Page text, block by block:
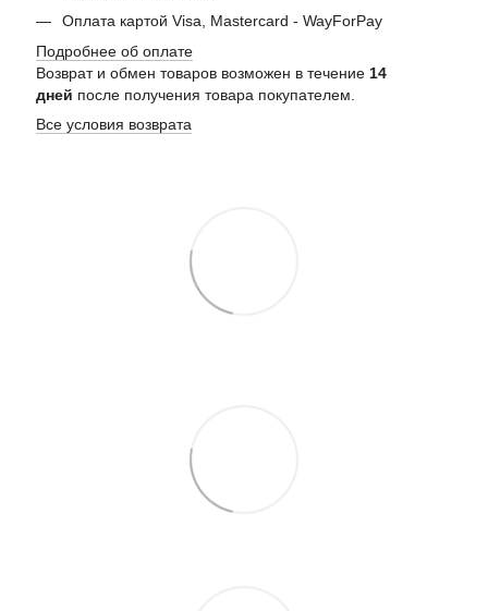
Оплата картой Visa, Mastercard - WayForPay
Подробнее об оплате
Возврат и обмен товаров возможен в течение 14
дней после получения товара покупателем.
Все условия возврата